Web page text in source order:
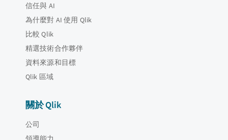
信任與 AI
為什麼對 AI 使用 Qlik
比較 Qlik
精選技術合作夥伴
資料來源和目標
Qlik 區域
關於 Qlik
公司